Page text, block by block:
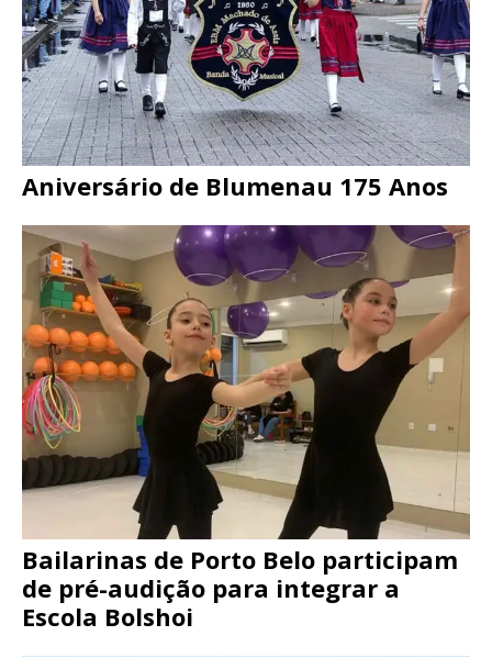
Aniversário de Blumenau 175 Anos
Bailarinas de Porto Belo participam
de pré-audição para integrar a
Escola Bolshoi